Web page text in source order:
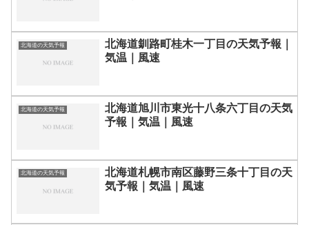
北海道の天気予報
北海道釧路町桂木一丁目の天気予報｜
気温｜風速
北海道の天気予報
北海道旭川市東光十八条六丁目の天気
予報｜気温｜風速
北海道の天気予報
北海道札幌市南区藤野三条十丁目の天
気予報｜気温｜風速